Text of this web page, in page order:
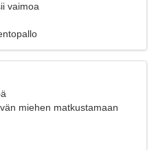
vaimoa
miehen matkustamaan